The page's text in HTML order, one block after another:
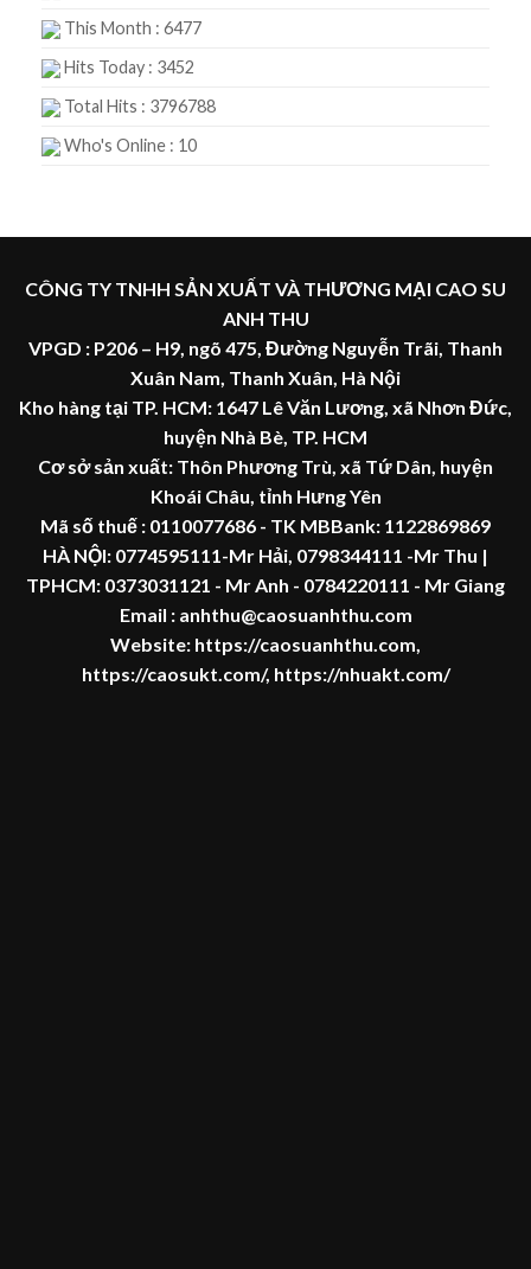
This Month : 6477
Hits Today : 3452
Total Hits : 3796788
Who's Online : 10
CÔNG TY TNHH SẢN XUẤT VÀ THƯƠNG MẠI CAO SU
ANH THU
VPGD : P206 – H9, ngõ 475, Đường Nguyễn Trãi, Thanh
Xuân Nam, Thanh Xuân, Hà Nội
Kho hàng tại TP. HCM: 1647 Lê Văn Lương, xã Nhơn Đức,
huyện Nhà Bè, TP. HCM
Cơ sở sản xuất: Thôn Phương Trù, xã Tứ Dân, huyện
Khoái Châu, tỉnh Hưng Yên
Mã số thuế : 0110077686 - TK MBBank: 1122869869
HÀ NỘI: 0774595111-Mr Hải, 0798344111 -Mr Thu |
TPHCM: 0373031121 - Mr Anh - 0784220111 - Mr Giang
Email : anhthu@caosuanhthu.com
Website: https://caosuanhthu.com,
https://caosukt.com/, https://nhuakt.com/